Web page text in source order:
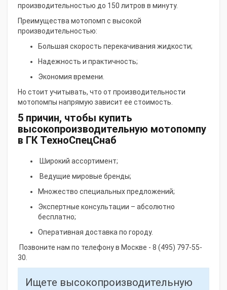
производительностью до 150 литров в минуту.
Преимущества мотопомп с высокой
производительностью:
Большая скорость перекачивания жидкости;
Надежность и практичность;
Экономия времени.
Но стоит учитывать, что от производительности
мотопомпы напрямую зависит ее стоимость.
5 причин, чтобы купить
высокопроизводительную мотопомпу
в ГК ТехноСпецСнаб
Широкий ассортимент;
Ведущие мировые бренды;
Множество специальных предложений;
Экспертные консультации – абсолютно
бесплатно;
Оперативная доставка по городу.
Позвоните нам по телефону в Москве - 8 (495) 797-55-
30.
Ищете высокопроизводительную